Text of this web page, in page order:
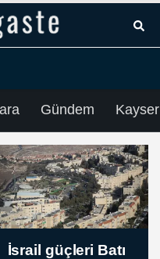
Gündem
MAÇ SONUCU |